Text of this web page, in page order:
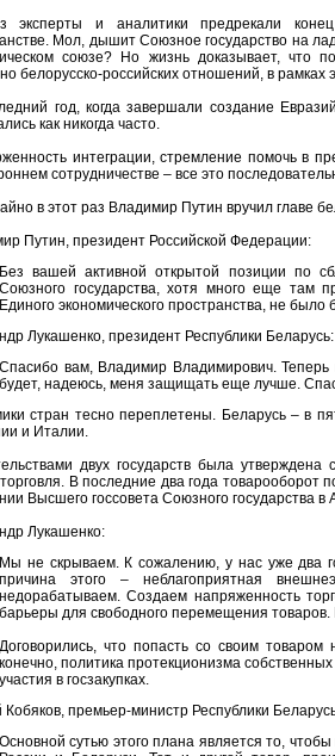
эксперты и аналитики предрекали конец
Мол, дышит Союзное государство на
союзе? Но жизнь доказывает, что
белорусско-российских отношений, в рамках
год, когда завершали создание
как никогда часто.
интеграции, стремление помочь в
сотрудничестве – все это
в этот раз Владимир Путин вручил главе
Путин, президент Российской Федерации:
Без вашей активной открытой позиции по
Союзного государства, хотя много еще там
Единого экономического пространства, не
Лукашенко, президент Республики Беларусь:
Спасибо вам, Владимир Владимирович. Теперь
будет, надеюсь, меня защищать еще лучше.
стран тесно переплетены. Беларусь – в
и Италии.
двух государств была
В последние два года товарооборот
Высшего госсовета Союзного государства
Лукашенко:
Мы не скрываем. К сожалению, у нас уже два
причина этого – неблагоприятная
недорабатываем. Создаем напряженность
барьеры для свободного перемещения
Договорились, что попасть со своим
конечно, политика протекционизма
участия в госзакупках.
премьер-министр Республики
Основной сутью этого плана является то,